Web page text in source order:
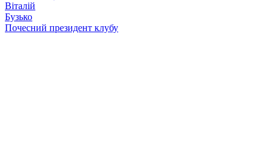
Віталій
Бузько
Почесний президент клубу